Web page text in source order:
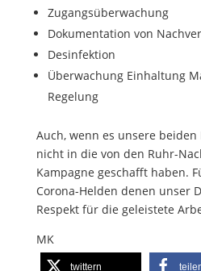
Zugangsüberwachung
Dokumentation von
Desinfektion
Überwachung Einhaltung
Regelung
Auch, wenn es unsere
nicht in die von den Ruhr-
Kampagne geschafft haben.
Corona-Helden denen unser
Respekt für die geleistete
MK
twittern